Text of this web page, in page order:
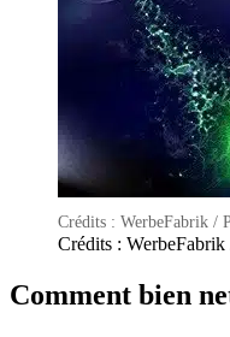
Crédits : WerbeFabrik /
Crédits :
Comment bien